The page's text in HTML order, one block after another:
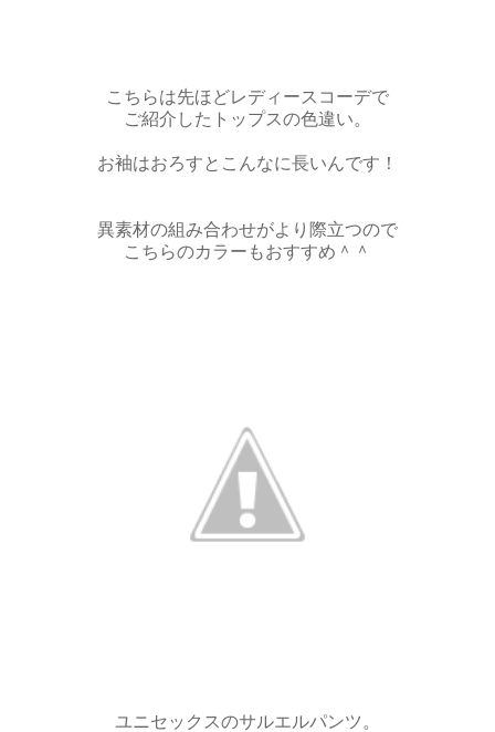
こちらは先ほどレディースコーデで
ご紹介したトップスの色違い。
お袖はおろすとこんなに長いんです！
異素材の組み合わせがより際立つので
こちらのカラーもおすすめ＾＾
ユニセックスのサルエルパンツ。